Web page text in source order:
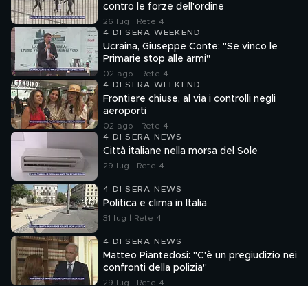
contro le forze dell'ordine
26 lug | Rete 4
4 DI SERA WEEKEND
Ucraina, Giuseppe Conte: "Se vinco le
Primarie stop alle armi"
02 ago | Rete 4
4 DI SERA WEEKEND
Frontiere chiuse, al via i controlli negli
aeroporti
02 ago | Rete 4
4 DI SERA NEWS
Città italiane nella morsa del Sole
29 lug | Rete 4
4 DI SERA NEWS
Politica e clima in Italia
31 lug | Rete 4
4 DI SERA NEWS
Matteo Piantedosi: "C'è un pregiudizio nei
confronti della polizia"
29 lug | Rete 4